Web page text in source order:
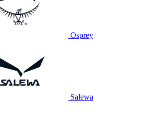
Osprey
Salewa